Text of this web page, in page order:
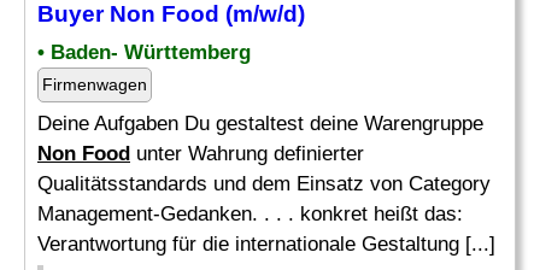
Buyer Non Food (m/w/d)
• Baden- Württemberg
Firmenwagen
Deine Aufgaben Du gestaltest deine Warengruppe
Non Food unter Wahrung definierter
Qualitätsstandards und dem Einsatz von Category
Management-Gedanken. . . . konkret heißt das:
Verantwortung für die internationale Gestaltung [...]